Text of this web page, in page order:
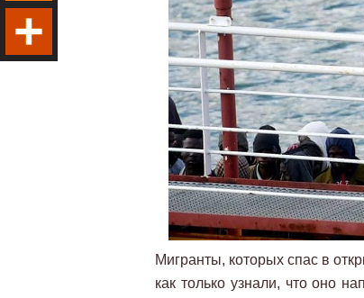
Мигранты, которых спас в
как только узнали, что оно
Odnoklassniki